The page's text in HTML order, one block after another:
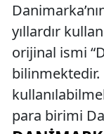
yıllardır
orijinal ismi
bilinmektedir.
para birimi